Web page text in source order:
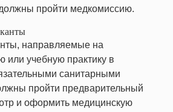
пройти медкомиссию.
направляемые на
или учебную практику в
санитарными
пройти предварительный
и оформить медицинскую